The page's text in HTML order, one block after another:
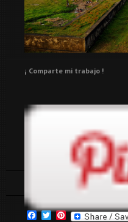
¡ Comparte mi trabajo !
sri lanka
Facebook
TwitterPinterest